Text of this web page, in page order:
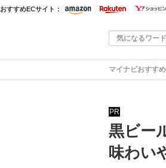
おすすめECサイト：
マイナビおすす
PR
黒ビー
味わい